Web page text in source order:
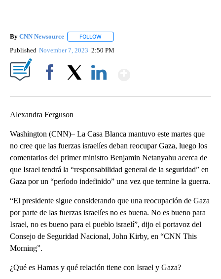
By CNN Newsource FOLLOW
Published November 7, 2023 2:50 PM
Alexandra Ferguson
Washington (CNN)– La Casa Blanca mantuvo este martes que
no cree que las fuerzas israelíes deban reocupar Gaza, luego los
comentarios del primer ministro Benjamin Netanyahu acerca de
que Israel tendrá la “responsabilidad general de la seguridad” en
Gaza por un “período indefinido” una vez que termine la guerra.
“El presidente sigue considerando que una reocupación de Gaza
por parte de las fuerzas israelíes no es buena. No es bueno para
Israel, no es bueno para el pueblo israelí”, dijo el portavoz del
Consejo de Seguridad Nacional, John Kirby, en “CNN This
Morning”.
¿Qué es Hamas y qué relación tiene con Israel y Gaza?